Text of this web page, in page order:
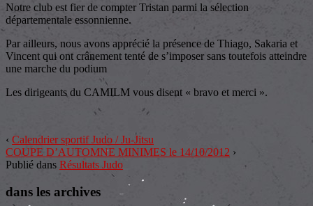
Notre club est fier de compter Tristan parmi la sélection
départementale essonnienne.
Par ailleurs, nous avons apprécié la présence de Thiago, Sakaria et
Vincent qui ont crânement tenté de s’imposer sans toutefois atteindre
une marche du podium
Les dirigeants du CAMILM vous disent « bravo et merci ».
‹ Calendrier sportif Judo / Ju-Jitsu
COUPE D’AUTOMNE MINIMES le 14/10/2012 ›
Publié dans Résultats Judo
dans les archives